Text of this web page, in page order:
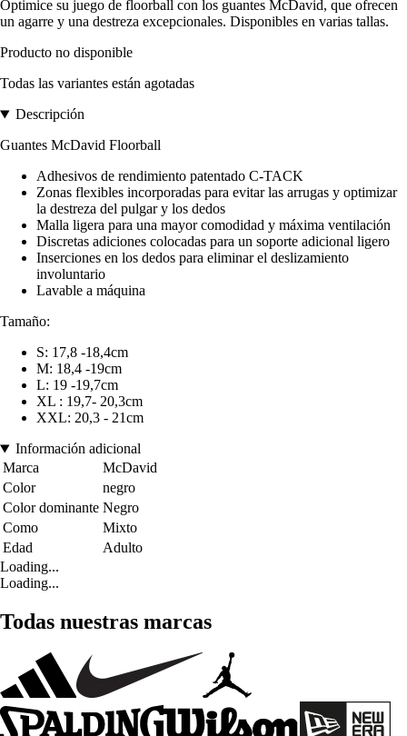
Optimice su juego de floorball con los guantes McDavid, que ofrecen
un agarre y una destreza excepcionales. Disponibles en varias tallas.
Producto no disponible
Todas las variantes están agotadas
Descripción
Guantes McDavid Floorball
Adhesivos de rendimiento patentado C-TACK
Zonas flexibles incorporadas para evitar las arrugas y optimizar
la destreza del pulgar y los dedos
Malla ligera para una mayor comodidad y máxima ventilación
Discretas adiciones colocadas para un soporte adicional ligero
Inserciones en los dedos para eliminar el deslizamiento
involuntario
Lavable a máquina
Tamaño:
S: 17,8 -18,4cm
M: 18,4 -19cm
L: 19 -19,7cm
XL : 19,7- 20,3cm
XXL: 20,3 - 21cm
Información adicional
Marca
McDavid
Color
negro
Color dominante Negro
Como
Mixto
Edad
Adulto
Loading...
Loading...
Todas nuestras marcas